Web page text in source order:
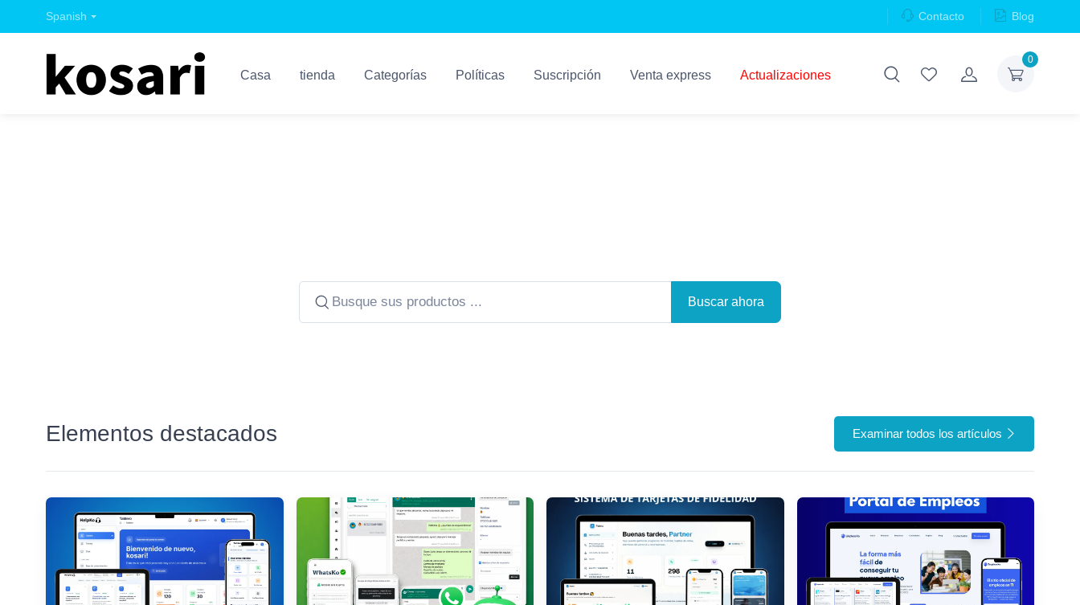
Spanish Contacto Blog
0
Casa tienda Categorías Políticas Suscripción Venta express Actualizaciones
Buscar ahora
Elementos destacados Examinar todos los artículos